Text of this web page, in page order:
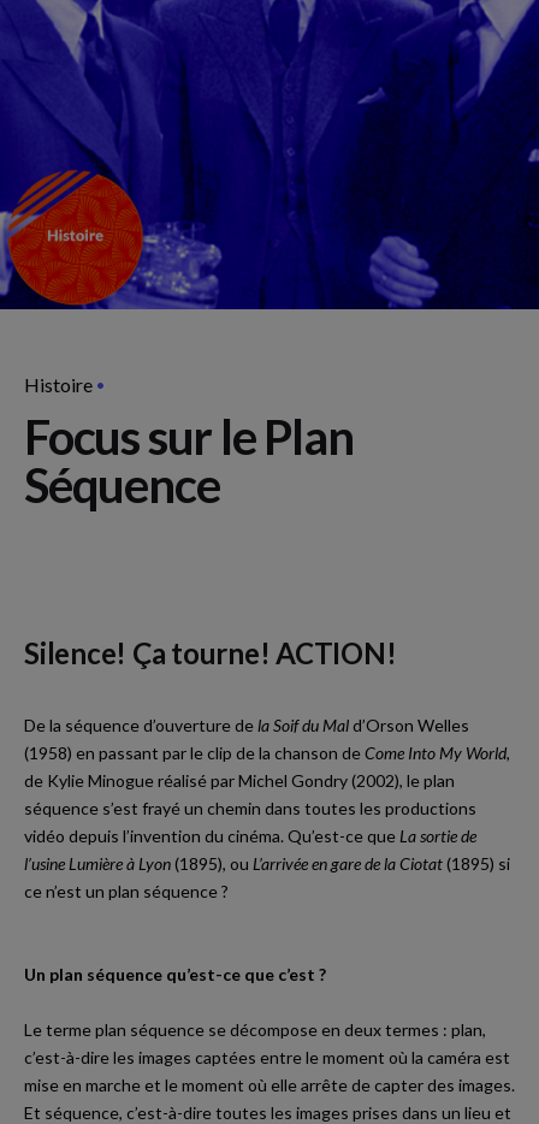
Histoire
Focus sur le Plan
Séquence
Silence! Ça tourne! ACTION!
De la séquence d’ouverture dela Soif du Mald’Orson Welles
(1958) en passant par le clip de la chanson deCome Into My World,
de Kylie Minogue réalisé par Michel Gondry (2002), le plan
séquence s’est frayé un chemin dans toutes les productions
vidéo depuis l’invention du cinéma. Qu’est-ce que La sortie de
l’usine Lumière à Lyon(1895), ou L’arrivée en gare de la Ciotat(1895) si
ce n’est un plan séquence ?
Un plan séquence qu’est-ce que c’est ?
Le terme plan séquence se décompose en deux termes : plan,
c’est-à-dire les images captées entre le moment où la caméra est
mise en marche et le moment où elle arrête de capter des images.
Et séquence, c’est-à-dire toutes les images prises dans un lieu et